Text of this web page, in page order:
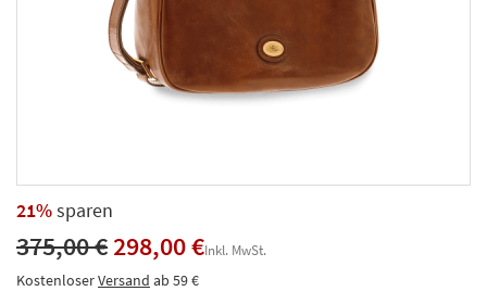
21%sparen
375,00 €298,00 €Inkl. MwSt.
KostenloserVersand ab 59 €